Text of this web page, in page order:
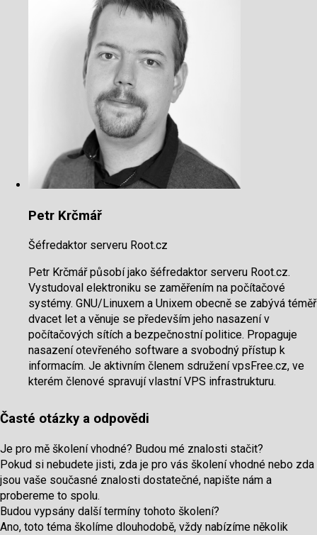
Petr Krčmář
Šéfredaktor serveru Root.cz
Petr Krčmář působí jako šéfredaktor serveru Root.cz.
Vystudoval elektroniku se zaměřením na počítačové
systémy. GNU/Linuxem a Unixem obecně se zabývá téměř
dvacet let a věnuje se především jeho nasazení v
počítačových sítích a bezpečnostní politice. Propaguje
nasazení otevřeného software a svobodný přístup k
informacím. Je aktivním členem sdružení vpsFree.cz, ve
kterém členové spravují vlastní VPS infrastrukturu.
Časté otázky a odpovědi
Je pro mě školení vhodné? Budou mé znalosti stačit?
Pokud si nebudete jisti, zda je pro vás školení vhodné nebo zda
jsou vaše současné znalosti dostatečné, napište nám a
probereme to spolu.
Budou vypsány další termíny tohoto školení?
Ano, toto téma školíme dlouhodobě, vždy nabízíme několik